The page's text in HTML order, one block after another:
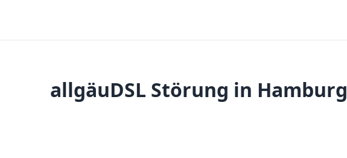
allgäuDSL Störung in Hamburg